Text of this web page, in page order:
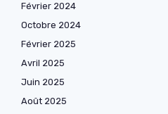
Février 2024
Octobre 2024
Février 2025
Avril 2025
Juin 2025
Août 2025